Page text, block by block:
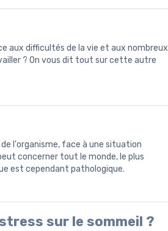
aux difficultés de la vie et aux nombreux
? On vous dit tout sur cette autre
l'organisme, face à une situation
concerner tout le monde, le plus
est cependant pathologique.
sur le sommeil ?